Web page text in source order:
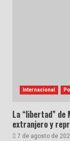
Internacional
La “libertad”
extranjero y
7 de agosto de